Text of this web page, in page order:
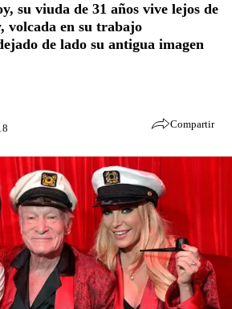
su viuda de 31 años vive lejos de
volcada en su trabajo
de lado su antigua imagen
Compartir